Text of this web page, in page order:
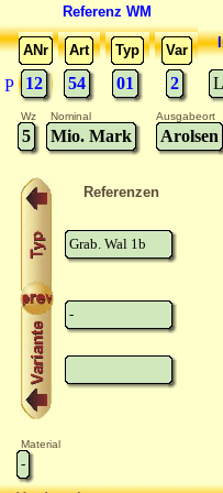
Referenz WM
ANr Art Typ Var
P 12 54 01 2
Wz Nominal Ausgabeort
5 Mio. Mark Arolsen
Referenzen
Grab. Wal 1b
-
Material
-